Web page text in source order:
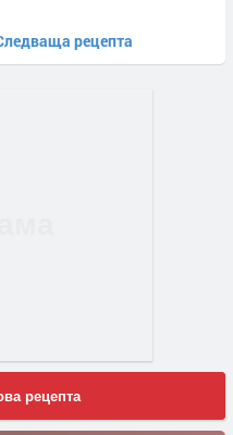
рецепта
рецепта